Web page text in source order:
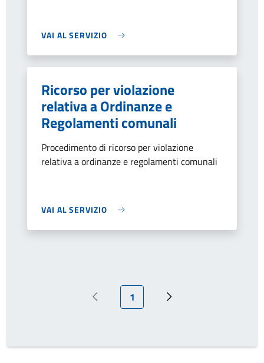
VAI AL SERVIZIO
Ricorso per violazione
relativa a Ordinanze e
Regolamenti comunali
Procedimento di ricorso per violazione
relativa a ordinanze e regolamenti comunali
VAI AL SERVIZIO
Pagina precedente
Pagina attuale
1 Prossima pagina